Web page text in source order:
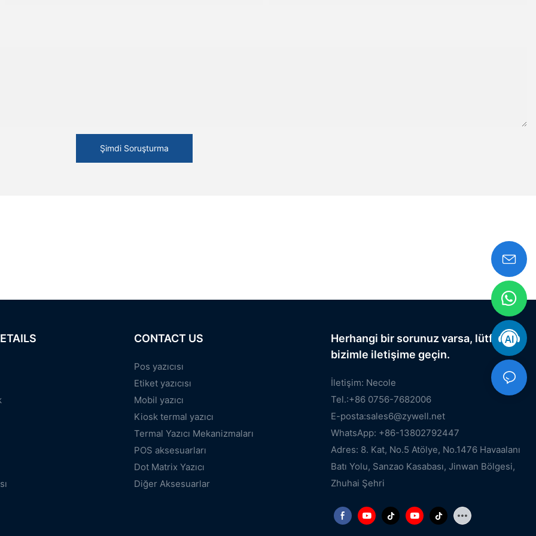
Şimdi Soruşturma
CONTACT US
Pos yazıcısı
Etiket yazıcısı
Mobil yazıcı
Kiosk termal yazıcı
Termal Yazıcı Mekanizmaları
POS aksesuarları
Dot Matrix Yazıcı
Diğer Aksesuarlar
Herhangi bir sorunuz varsa, lütfen
bizimle iletişime geçin.
İletişim: Necole
Tel.:+86 0756-7682006
E-posta:sales6@zywell.net
WhatsApp: +86-13802792447
Adres: 8. Kat, No.5 Atölye, No.1476 Havaalanı
Batı Yolu, Sanzao Kasabası, Jinwan Bölgesi,
Zhuhai Şehri